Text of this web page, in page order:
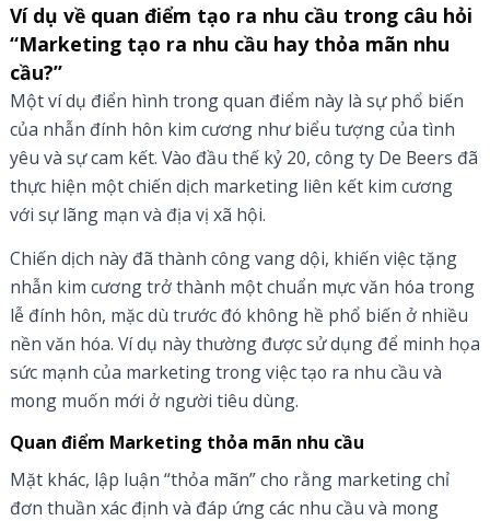
Ví dụ về quan điểm tạo ra nhu cầu trong câu hỏi
“Marketing tạo ra nhu cầu hay thỏa mãn nhu
cầu?”
Một ví dụ điển hình trong quan điểm này là sự phổ biến
của nhẫn đính hôn kim cương như biểu tượng của tình
yêu và sự cam kết. Vào đầu thế kỷ 20, công ty De Beers đã
thực hiện một chiến dịch marketing liên kết kim cương
với sự lãng mạn và địa vị xã hội.
Chiến dịch này đã thành công vang dội, khiến việc tặng
nhẫn kim cương trở thành một chuẩn mực văn hóa trong
lễ đính hôn, mặc dù trước đó không hề phổ biến ở nhiều
nền văn hóa. Ví dụ này thường được sử dụng để minh họa
sức mạnh của marketing trong việc tạo ra nhu cầu và
mong muốn mới ở người tiêu dùng.
Quan điểm Marketing thỏa mãn nhu cầu
Mặt khác, lập luận “thỏa mãn” cho rằng marketing chỉ
đơn thuần xác định và đáp ứng các nhu cầu và mong